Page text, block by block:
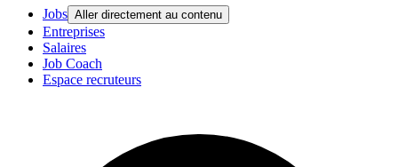
Jobs Aller directement au contenu
Entreprises
Salaires
Job Coach
Espace recruteurs